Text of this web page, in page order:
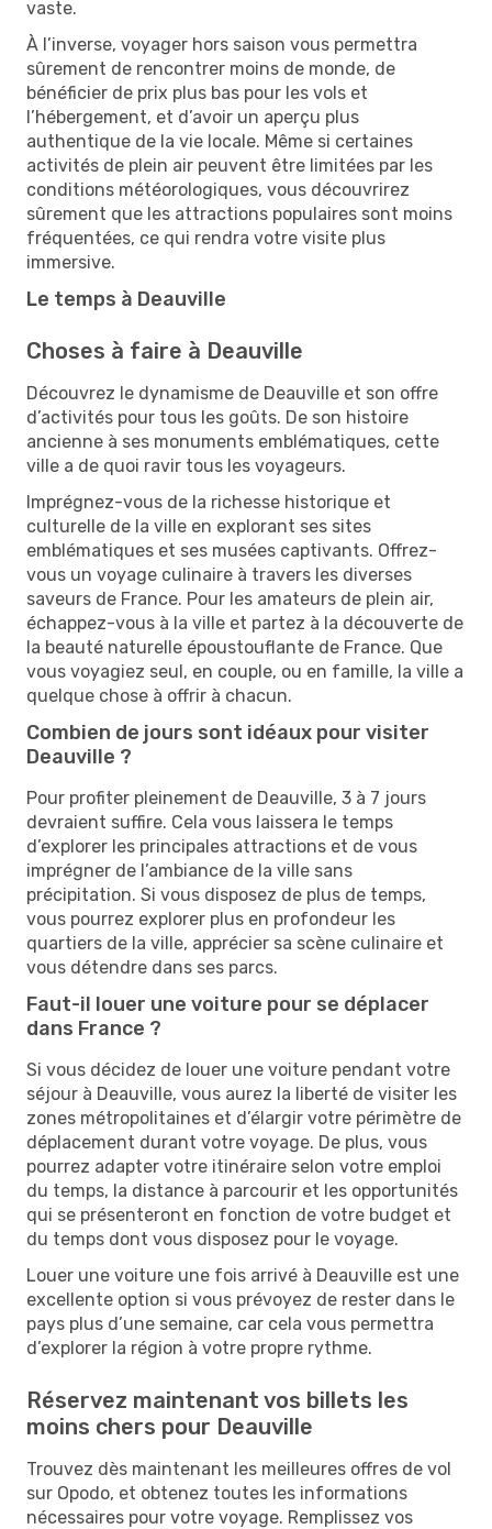
vaste.
À l’inverse, voyager hors saison vous permettra
sûrement de rencontrer moins de monde, de
bénéficier de prix plus bas pour les vols et
l’hébergement, et d’avoir un aperçu plus
authentique de la vie locale. Même si certaines
activités de plein air peuvent être limitées par les
conditions météorologiques, vous découvrirez
sûrement que les attractions populaires sont moins
fréquentées, ce qui rendra votre visite plus
immersive.
Le temps à Deauville
Choses à faire à Deauville
Découvrez le dynamisme de Deauville et son offre
d’activités pour tous les goûts. De son histoire
ancienne à ses monuments emblématiques, cette
ville a de quoi ravir tous les voyageurs.
Imprégnez-vous de la richesse historique et
culturelle de la ville en explorant ses sites
emblématiques et ses musées captivants. Offrez-
vous un voyage culinaire à travers les diverses
saveurs de France. Pour les amateurs de plein air,
échappez-vous à la ville et partez à la découverte de
la beauté naturelle époustouflante de France. Que
vous voyagiez seul, en couple, ou en famille, la ville a
quelque chose à offrir à chacun.
Combien de jours sont idéaux pour visiter
Deauville ?
Pour profiter pleinement de Deauville, 3 à 7 jours
devraient suffire. Cela vous laissera le temps
d’explorer les principales attractions et de vous
imprégner de l’ambiance de la ville sans
précipitation. Si vous disposez de plus de temps,
vous pourrez explorer plus en profondeur les
quartiers de la ville, apprécier sa scène culinaire et
vous détendre dans ses parcs.
Faut-il louer une voiture pour se déplacer
dans France ?
Si vous décidez de louer une voiture pendant votre
séjour à Deauville, vous aurez la liberté de visiter les
zones métropolitaines et d’élargir votre périmètre de
déplacement durant votre voyage. De plus, vous
pourrez adapter votre itinéraire selon votre emploi
du temps, la distance à parcourir et les opportunités
qui se présenteront en fonction de votre budget et
du temps dont vous disposez pour le voyage.
Louer une voiture une fois arrivé à Deauville est une
excellente option si vous prévoyez de rester dans le
pays plus d’une semaine, car cela vous permettra
d’explorer la région à votre propre rythme.
Réservez maintenant vos billets les
moins chers pour Deauville
Trouvez dès maintenant les meilleures offres de vol
sur Opodo, et obtenez toutes les informations
nécessaires pour votre voyage. Remplissez vos